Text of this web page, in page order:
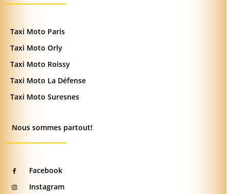
Taxi Moto Paris
Taxi Moto Orly
Taxi Moto Roissy
Taxi Moto La Défense
Taxi Moto Suresnes
Nous sommes partout!
Facebook
Instagram